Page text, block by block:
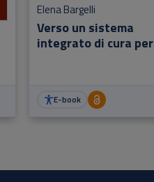
Verso un sistema
integrato di cura per
Elena Bargelli
E-book